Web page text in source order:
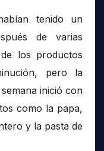
tenido un
de varias
los productos
pero la
inició con
como la papa,
y la pasta de